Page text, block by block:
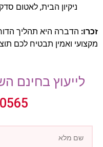
ניקיון הבית, לאטום
זכרו: הדברה היא תהליך
מקצועי ואמין תבטיח לכם
לייעוץ בחינם